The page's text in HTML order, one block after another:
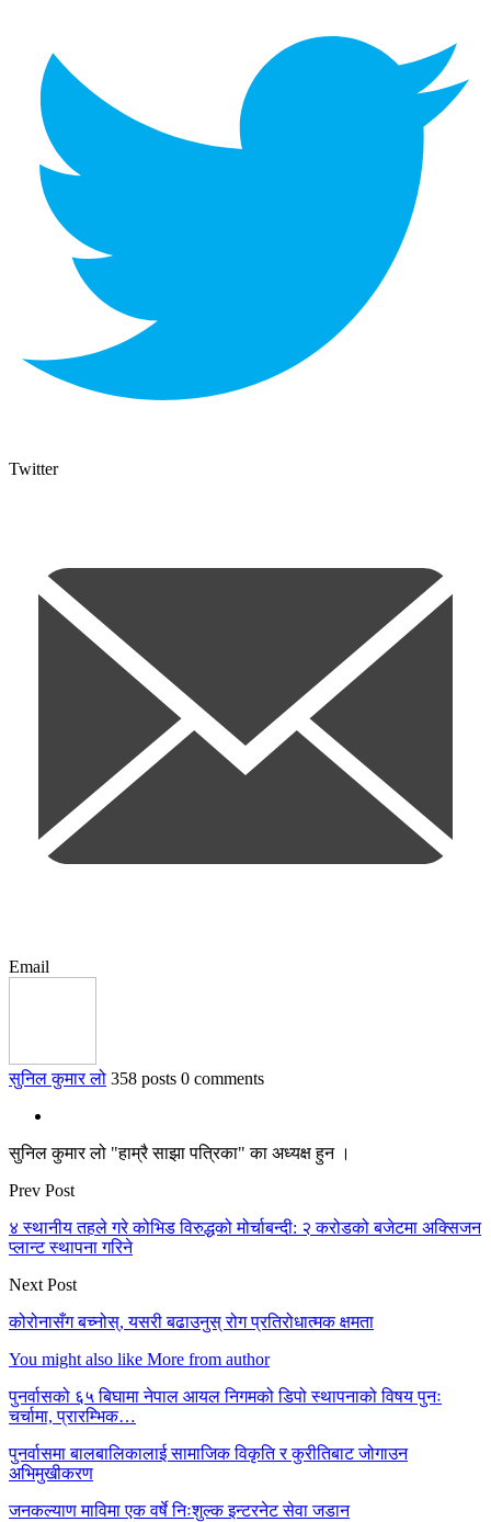
Twitter
Email
सुनिल कुमार लो 358 posts 0 comments
सुनिल कुमार लो "हाम्रै साझा पत्रिका" का अध्यक्ष हुन ।
Prev Post
४ स्थानीय तहले गरे कोभिड विरुद्धको मोर्चाबन्दी: २ करोडको बजेटमा अक्सिजन
प्लान्ट स्थापना गरिने
Next Post
कोरोनासँग बच्‍नोस्, यसरी बढाउनुस् रोग प्रतिरोधात्मक क्षमता
You might also like More from author
पुनर्वासको ६५ बिघामा नेपाल आयल निगमको डिपो स्थापनाको विषय पुनः
चर्चामा, प्रारम्भिक…
पुनर्वासमा बालबालिकालाई सामाजिक विकृति र कुरीतिबाट जोगाउन
अभिमुखीकरण
जनकल्याण माविमा एक वर्षे निःशुल्क इन्टरनेट सेवा जडान